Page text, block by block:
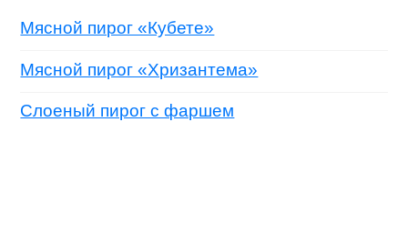
Мясной пирог «Кубете»
Мясной пирог «Хризантема»
Слоеный пирог с фаршем